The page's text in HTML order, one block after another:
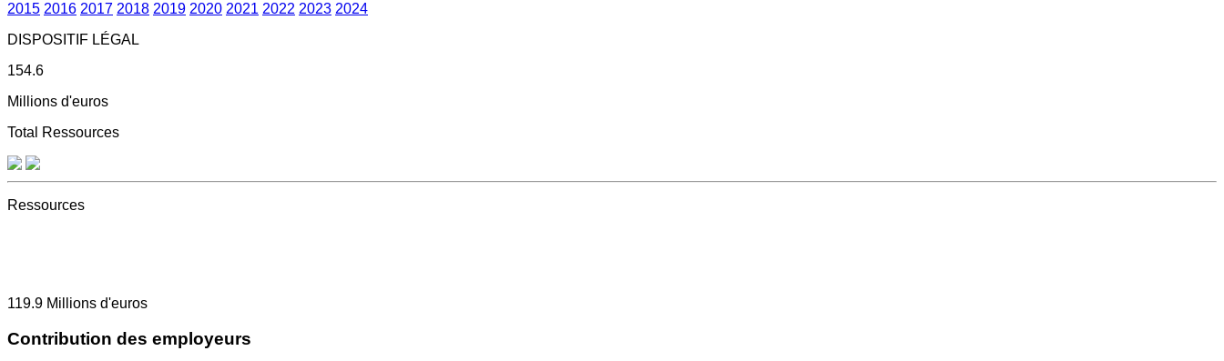
2015 2016 2017 2018 2019 2020 2021 2022 2023 2024
DISPOSITIF LÉGAL
154.6
Millions d'euros
Total Ressources
Ressources
119.9 Millions d'euros
Contribution des employeurs